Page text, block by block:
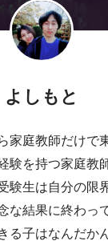
よしもと
家庭教師だけで
験を持つ家庭教
験生は自分の限
な結果に終わっ
る子はなんだか